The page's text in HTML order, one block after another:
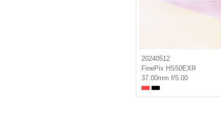
20240512
FinePix HS50EXR
37.00mm f/5.00